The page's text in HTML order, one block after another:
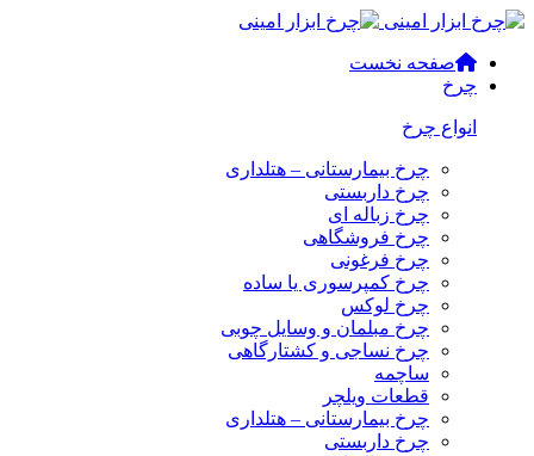
صفحه نخست
چرخ
انواع چرخ
چرخ بیمارستانی – هتلداری
چرخ داربستی
چرخ زباله ای
چرخ فروشگاهی
چرخ فرغونی
چرخ کمپرسوری یا ساده
چرخ لوکس
چرخ مبلمان و وسایل چوبی
چرخ نساجی و کشتارگاهی
ساچمه
قطعات ویلچر
چرخ بیمارستانی – هتلداری
چرخ داربستی